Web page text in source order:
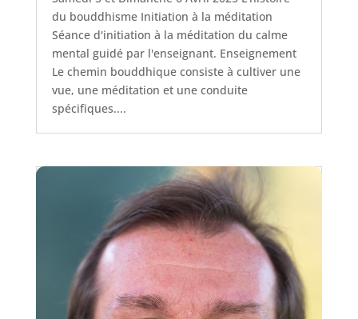
du bouddhisme Initiation à la méditation
Séance d'initiation à la méditation du calme
mental guidé par l'enseignant. Enseignement
Le chemin bouddhique consiste à cultiver une
vue, une méditation et une conduite
spécifiques....